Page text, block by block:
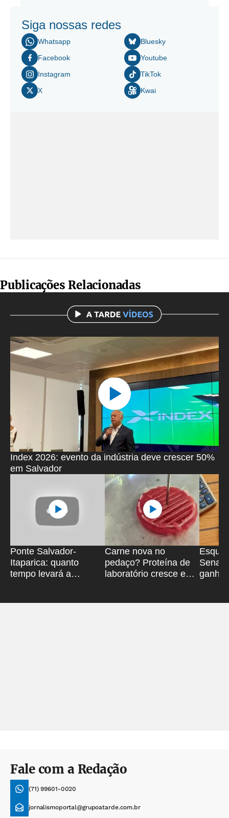
Siga nossas redes
Whatsapp
Facebook
Instagram
X
Bluesky
Youtube
TikTok
Kwai
Publicações Relacionadas
Index 2026: evento da indústria deve crescer 50%
em Salvador
Ponte Salvador-
Itaparica: quanto
tempo levará a
Carne nova no
pedaço? Proteína de
laboratório cresce e
ganha
Fale com a Redação
(71) 99601-0020
jornalismoportal@grupoatarde.com.br